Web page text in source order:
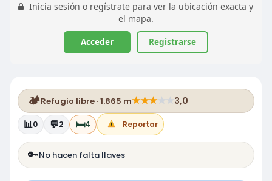
Inicia sesión o regístrate para ver la ubicación exacta y
el mapa.
Acceder Registrarse
🏕️Refugio libre · 1.865 m★★★★ ★3,0
📊0 💬2 🛏️4 Reportar
🔑No hacen falta llaves